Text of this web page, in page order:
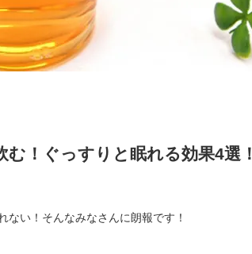
！ぐっすりと眠れる効果4選！
ない！そんなみなさんに朗報です！